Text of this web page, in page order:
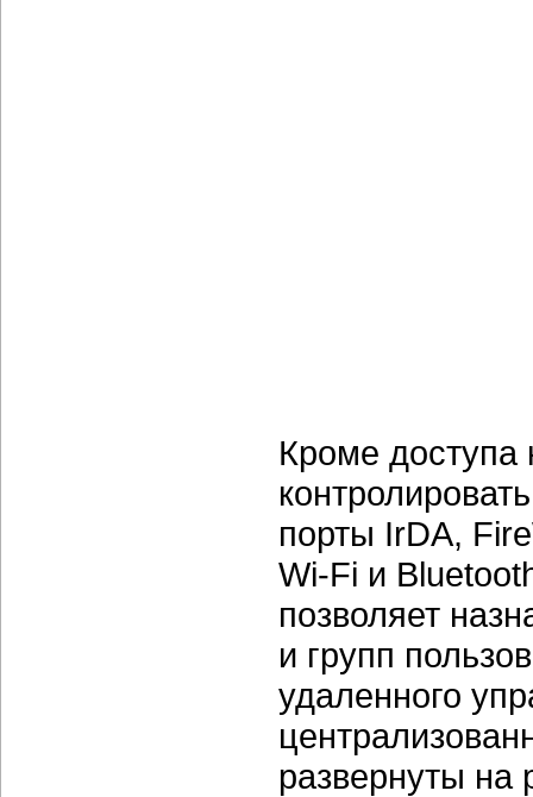
Кроме доступа
порты IrDA,
Wi-Fi и
позволяет
и групп
удаленного
развернуты на